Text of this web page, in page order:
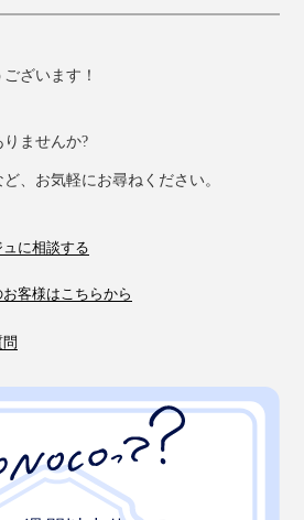
ざいます！
ませんか?
、お気軽にお尋ねください。
に相談する
お客様はこちらから